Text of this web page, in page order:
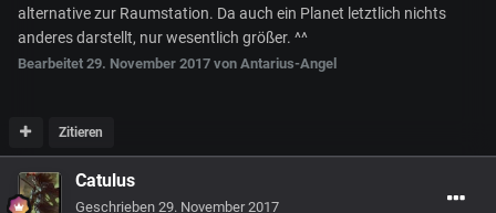
alternative zur Raumstation. Da auch ein Planet letztlich nichts
anderes darstellt, nur wesentlich größer. ^^
Bearbeitet 29. November 2017 von Antarius-Angel
Zitieren
Catulus
Geschrieben 29. November 2017